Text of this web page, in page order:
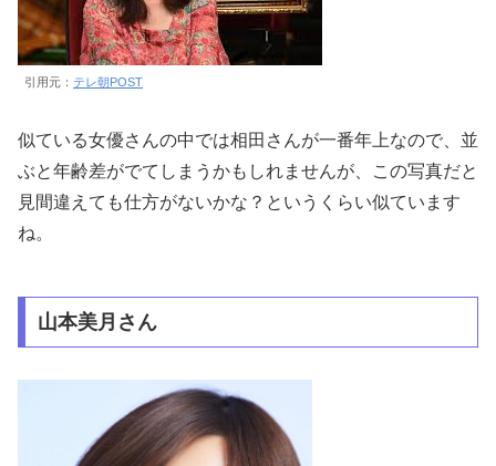
引用元： テレ朝POST
似ている女優さんの中では相田さんが一番年上なので、並
ぶと年齢差がでてしまうかもしれませんが、この写真だと
見間違えても仕方がないかな？というくらい似ています
ね。
山本美月さん